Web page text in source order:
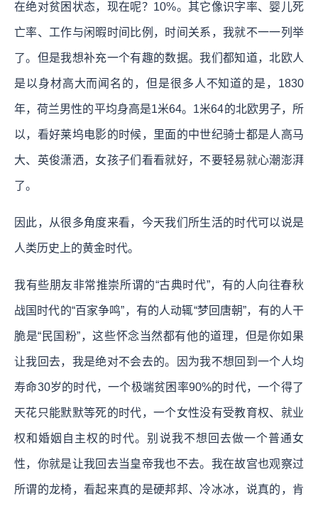
在绝对贫困状态，现在呢？10%。其它像识字率、婴儿死
亡率、工作与闲暇时间比例，时间关系，我就不一一列举
了。但是我想补充一个有趣的数据。我们都知道，北欧人
是以身材高大而闻名的，但是很多人不知道的是，1830
年，荷兰男性的平均身高是1米64。1米64的北欧男子，所
以，看好莱坞电影的时候，里面的中世纪骑士都是人高马
大、英俊潇洒，女孩子们看看就好，不要轻易就心潮澎湃
了。
因此，从很多角度来看，今天我们所生活的时代可以说是
人类历史上的黄金时代。
我有些朋友非常推崇所谓的“古典时代”，有的人向往春秋
战国时代的“百家争鸣”，有的人动辄“梦回唐朝”，有的人干
脆是“民国粉”，这些怀念当然都有他的道理，但是你如果
让我回去，我是绝对不会去的。因为我不想回到一个人均
寿命30岁的时代，一个极端贫困率90%的时代，一个得了
天花只能默默等死的时代，一个女性没有受教育权、就业
权和婚姻自主权的时代。别说我不想回去做一个普通女
性，你就是让我回去当皇帝我也不去。我在故宫也观察过
所谓的龙椅，看起来真的是硬邦邦、冷冰冰，说真的，肯